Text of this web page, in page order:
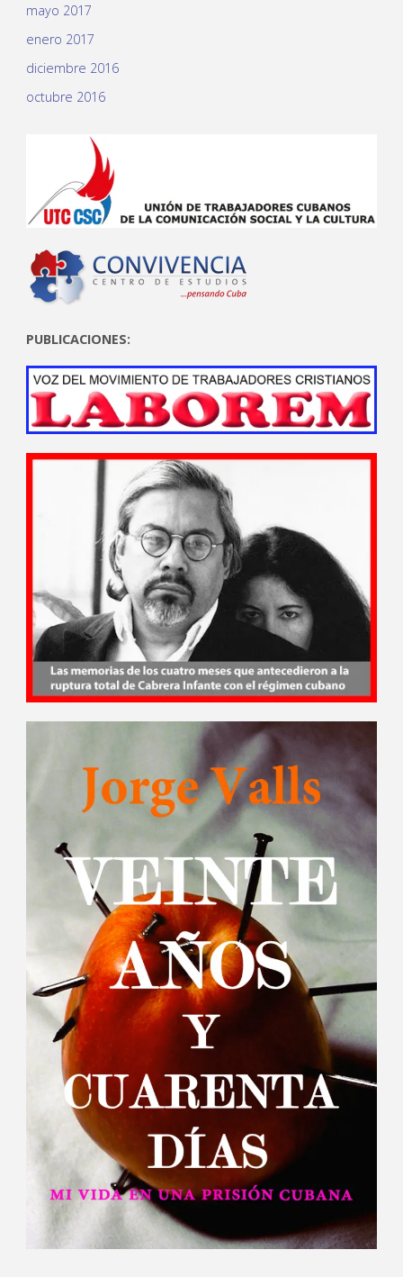
mayo 2017
enero 2017
diciembre 2016
octubre 2016
PUBLICACIONES: